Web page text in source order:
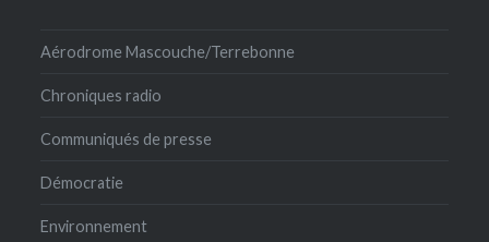
Aérodrome Mascouche/Terrebonne
Chroniques radio
Communiqués de presse
Démocratie
Environnement